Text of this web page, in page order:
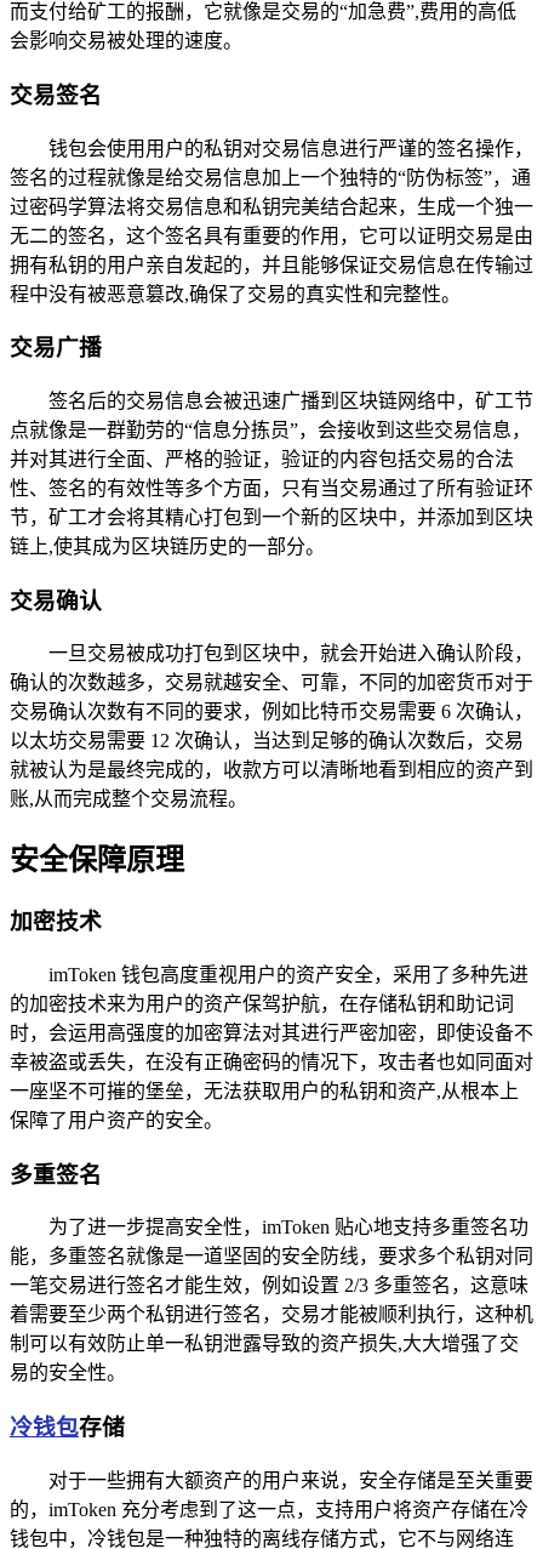
而支付给矿工的报酬，它就像是交易的“加急费”,费用的高低
会影响交易被处理的速度。
交易签名
钱包会使用用户的私钥对交易信息进行严谨的签名操作，
签名的过程就像是给交易信息加上一个独特的“防伪标签”，通
过密码学算法将交易信息和私钥完美结合起来，生成一个独一
无二的签名，这个签名具有重要的作用，它可以证明交易是由
拥有私钥的用户亲自发起的，并且能够保证交易信息在传输过
程中没有被恶意篡改,确保了交易的真实性和完整性。
交易广播
签名后的交易信息会被迅速广播到区块链网络中，矿工节
点就像是一群勤劳的“信息分拣员”，会接收到这些交易信息，
并对其进行全面、严格的验证，验证的内容包括交易的合法
性、签名的有效性等多个方面，只有当交易通过了所有验证环
节，矿工才会将其精心打包到一个新的区块中，并添加到区块
链上,使其成为区块链历史的一部分。
交易确认
一旦交易被成功打包到区块中，就会开始进入确认阶段，
确认的次数越多，交易就越安全、可靠，不同的加密货币对于
交易确认次数有不同的要求，例如比特币交易需要 6 次确认，
以太坊交易需要 12 次确认，当达到足够的确认次数后，交易
就被认为是最终完成的，收款方可以清晰地看到相应的资产到
账,从而完成整个交易流程。
安全保障原理
加密技术
imToken 钱包高度重视用户的资产安全，采用了多种先进
的加密技术来为用户的资产保驾护航，在存储私钥和助记词
时，会运用高强度的加密算法对其进行严密加密，即使设备不
幸被盗或丢失，在没有正确密码的情况下，攻击者也如同面对
一座坚不可摧的堡垒，无法获取用户的私钥和资产,从根本上
保障了用户资产的安全。
多重签名
为了进一步提高安全性，imToken 贴心地支持多重签名功
能，多重签名就像是一道坚固的安全防线，要求多个私钥对同
一笔交易进行签名才能生效，例如设置 2/3 多重签名，这意味
着需要至少两个私钥进行签名，交易才能被顺利执行，这种机
制可以有效防止单一私钥泄露导致的资产损失,大大增强了交
易的安全性。
冷钱包存储
对于一些拥有大额资产的用户来说，安全存储是至关重要
的，imToken 充分考虑到了这一点，支持用户将资产存储在冷
钱包中，冷钱包是一种独特的离线存储方式，它不与网络连